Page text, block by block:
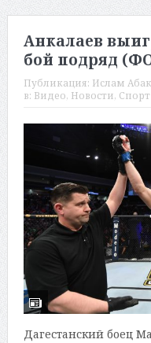
Анкалаев
бой подряд
Публикация: Ислам
в: Видео, Новости, Спорт
Дагестанский боец